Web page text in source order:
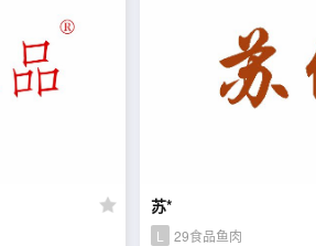
苏*
L 29食品鱼肉